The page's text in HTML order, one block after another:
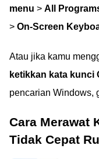
menu > All
> On-Screen
Atau jika kamu
ketikkan kata kunci
pencarian Windows,
Cara Merawat
Tidak Cepat